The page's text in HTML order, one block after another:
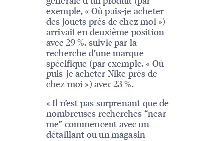
exemple, « Où puis-je acheter
des jouets près de chez moi »)
arrivait en deuxième position
avec 29 %, suivie par la
recherche d’une marque
spécifique (par exemple, « Où
puis-je acheter Nike près de
chez moi ») avec 23 %.
« Il n’est pas surprenant que de
nombreuses recherches “near
me” commencent avec un
détaillant ou un magasin